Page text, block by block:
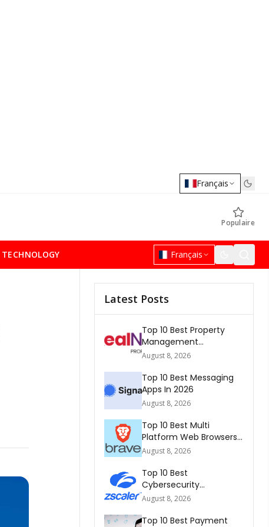
Français
Populaire
TECHNOLOGY Français
Latest Posts
Top 10 Best Property
Management
Companies In South
August 8, 2026
Top 10 Best Messaging
Apps In 2026
August 8, 2026
Top 10 Best Multi
Platform Web Browsers
In The world 2026
August 8, 2026
Top 10 Best
Cybersecurity
Companies In America
August 8, 2026
Top 10 Best Payment